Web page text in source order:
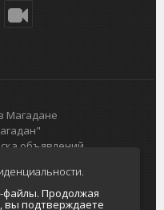
Магадане
объявлений
портал
обработки
файлы. Продолжая
вы подтверждаете